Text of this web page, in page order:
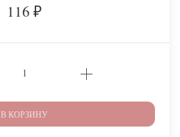
116 ₽
В КОРЗИНУ